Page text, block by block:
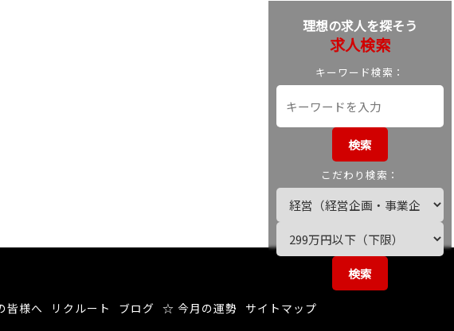
理想の求人を探そう
求人検索
キーワード検索：
検索
こだわり検索：
検索
皆様へ リクルート ブログ ☆ 今月の運勢 サイトマップ